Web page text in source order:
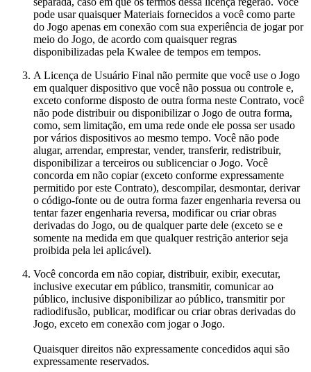
pode usar quaisquer Materiais fornecidos a você como parte
do Jogo apenas em conexão com sua experiência de jogar por
meio do Jogo, de acordo com quaisquer regras
disponibilizadas pela Kwalee de tempos em tempos.
A Licença de Usuário Final não permite que você use o Jogo
em qualquer dispositivo que você não possua ou controle e,
exceto conforme disposto de outra forma neste Contrato, você
não pode distribuir ou disponibilizar o Jogo de outra forma,
como, sem limitação, em uma rede onde ele possa ser usado
por vários dispositivos ao mesmo tempo. Você não pode
alugar, arrendar, emprestar, vender, transferir, redistribuir,
disponibilizar a terceiros ou sublicenciar o Jogo. Você
concorda em não copiar (exceto conforme expressamente
permitido por este Contrato), descompilar, desmontar, derivar
o código-fonte ou de outra forma fazer engenharia reversa ou
tentar fazer engenharia reversa, modificar ou criar obras
derivadas do Jogo, ou de qualquer parte dele (exceto se e
somente na medida em que qualquer restrição anterior seja
proibida pela lei aplicável).
Você concorda em não copiar, distribuir, exibir, executar,
inclusive executar em público, transmitir, comunicar ao
público, inclusive disponibilizar ao público, transmitir por
radiodifusão, publicar, modificar ou criar obras derivadas do
Jogo, exceto em conexão com jogar o Jogo.
Quaisquer direitos não expressamente concedidos aqui são
expressamente reservados.